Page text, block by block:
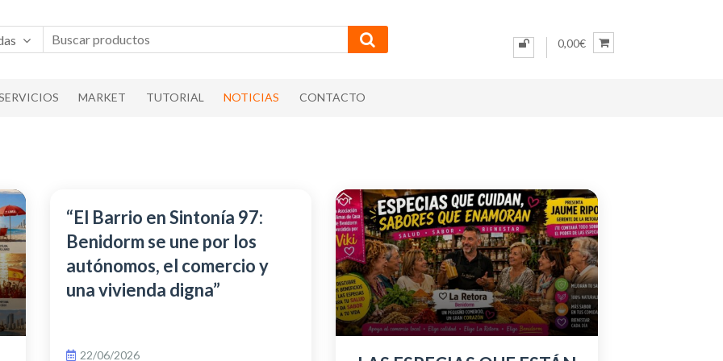
0,00€
MARKET TUTORIAL NOTICIAS CONTACTO
“El Barrio en Sintonía 97:
Benidorm se une por los
autónomos, el comercio y
una vivienda digna”
22/06/2026